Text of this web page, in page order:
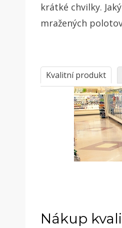
krátké chvilky.
mražených
Kvalitní produkt
Nákup